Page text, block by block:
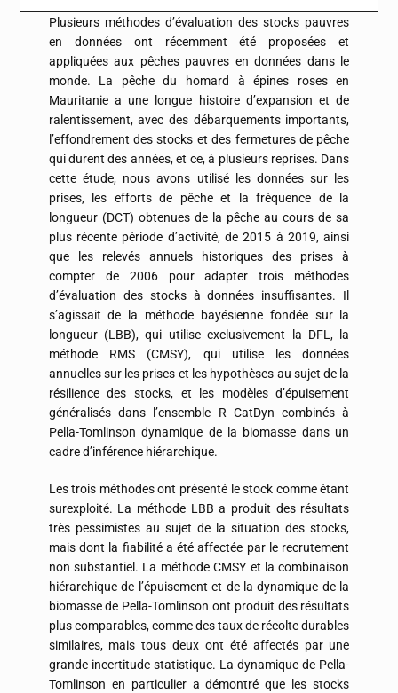
Plusieurs méthodes d’évaluation des stocks pauvres
en données ont récemment été proposées et
appliquées aux pêches pauvres en données dans le
monde. La pêche du homard à épines roses en
Mauritanie a une longue histoire d’expansion et de
ralentissement, avec des débarquements importants,
l’effondrement des stocks et des fermetures de pêche
qui durent des années, et ce, à plusieurs reprises. Dans
cette étude, nous avons utilisé les données sur les
prises, les efforts de pêche et la fréquence de la
longueur (DCT) obtenues de la pêche au cours de sa
plus récente période d’activité, de 2015 à 2019, ainsi
que les relevés annuels historiques des prises à
compter de 2006 pour adapter trois méthodes
d’évaluation des stocks à données insuffisantes. Il
s’agissait de la méthode bayésienne fondée sur la
longueur (LBB), qui utilise exclusivement la DFL, la
méthode RMS (CMSY), qui utilise les données
annuelles sur les prises et les hypothèses au sujet de la
résilience des stocks, et les modèles d’épuisement
généralisés dans l’ensemble R CatDyn combinés à
Pella-Tomlinson dynamique de la biomasse dans un
cadre d’inférence hiérarchique.
Les trois méthodes ont présenté le stock comme étant
surexploité. La méthode LBB a produit des résultats
très pessimistes au sujet de la situation des stocks,
mais dont la fiabilité a été affectée par le recrutement
non substantiel. La méthode CMSY et la combinaison
hiérarchique de l’épuisement et de la dynamique de la
biomasse de Pella-Tomlinson ont produit des résultats
plus comparables, comme des taux de récolte durables
similaires, mais tous deux ont été affectés par une
grande incertitude statistique. La dynamique de Pella-
Tomlinson en particulier a démontré que les stocks